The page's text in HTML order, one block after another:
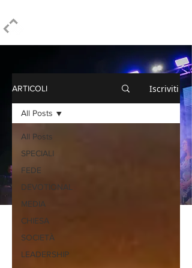
ARTICOLI Iscriviti
All Posts
SPECIALI
FEDE
DEVOTIONAL
MEDIA
CHIESA
SOCIETÀ
LEADERSHIP
All Posts